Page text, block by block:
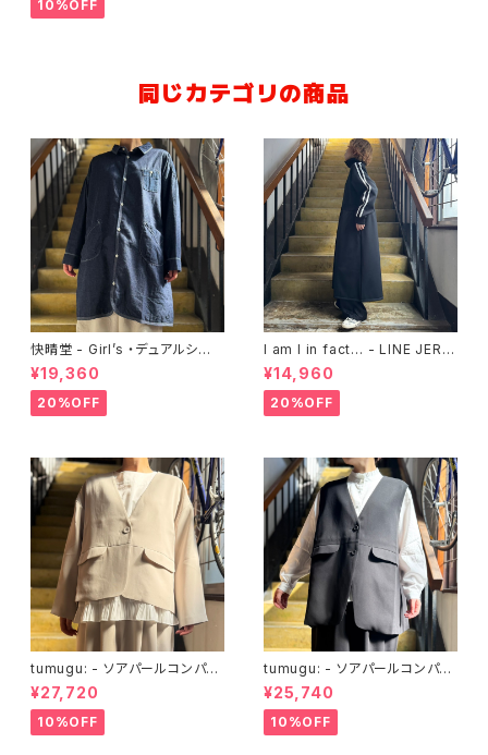
10%OFF
同じカテゴリの商品
快晴堂 - Girl’s ・デュアルシー
ズンデニム／ロング羽織りカバ
ーシャツ
¥19,360
20%OFF
I am I in fact… - LINE JERS
EY ワンピース
¥14,960
20%OFF
tumugu: - ソアパールコンパク
ト ノーカラージャケット
¥27,720
10%OFF
tumugu: - ソアパールコンパク
ト ベスト
¥25,740
10%OFF